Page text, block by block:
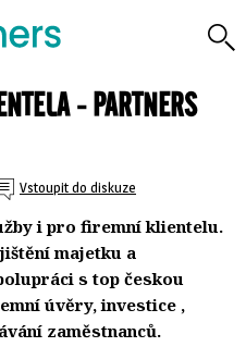
- PARTNERS
Vstoupit do diskuze
i pro firemní klientelu.
majetku a
s top českou
úvěry, investice ,
zaměstnanců.